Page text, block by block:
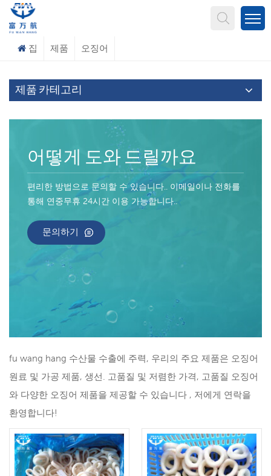
집 제품 오징어
제품 카테고리
어떻게 도와 드릴까요
편리한 방법으로 문의할 수 있습니다.. 이메일이나 전화를
통해 연중무휴 24시간 이용 가능합니다..
문의하기
fu wang hang 수산물 수출에 주력, 우리의 주요 제품은 오징어
원료 및 가공 제품, 생선. 고품질 및 저렴한 가격, 고품질 오징어
와 다양한 오징어 제품을 제공할 수 있습니다 , 저에게 연락을
환영합니다!